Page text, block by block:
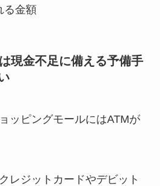
る金額
現金不足に備える予備手
ッピングモールにはATMが
レジットカードやデビット